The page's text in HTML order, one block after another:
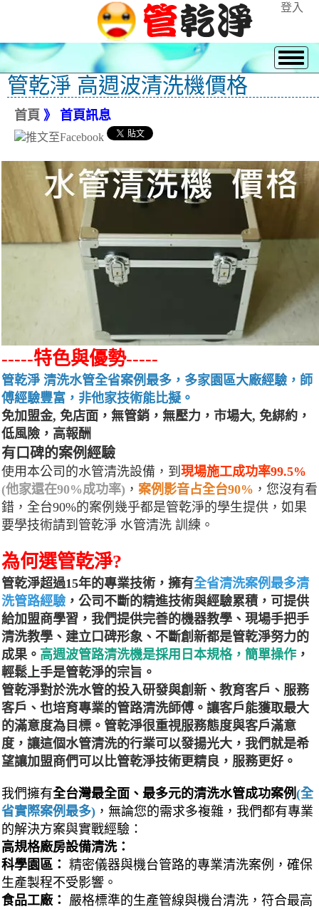
登入
管乾淨 高週波清洗機價格
首頁 》 首頁訊息
-----特色與優勢-----
管乾淨 清洗水管全省案例最多，多家園區大廠經驗，師
傅經驗豐富，非他家技術能比擬。
免加盟金, 免店面，無管銷，無壓力，市場大, 免綁約，
低風險，高報酬
有口碑的案例經驗
使用本公司的水管清洗設備，到 現場施工成功率99.5%
(他家還在90%成功率) ， 案例影音占全台90% ，您沒有看
錯，全台90%的案例幾乎都是管乾淨的學生提供，如果
要學技術請到管乾淨 水管清洗 訓練。
為何選管乾淨?
管乾淨超過15年的專業技術，擁有全省清洗案例最多清
洗管路經驗 ，公司不斷的精進技術與經驗累積，可提供
給加盟商學習，我們提供完善的機器教學、現場手把手
清洗教學、建立口碑形象、不斷創新都是管乾淨努力的
成果。 高週波管路清洗機是採用日本規格，簡單操作 ，
輕鬆上手是管乾淨的宗旨。
管乾淨對於洗水管的投入研發與創新、教育客戶、服務
客戶、也培育專業的管路清洗師傅。讓客戶能獲取最大
的滿意度為目標。管乾淨很重視服務態度與客戶滿意
度，讓這個水管清洗的行業可以發揚光大，我們就是希
望讓加盟商們可以比管乾淨技術更精良，服務更好。
我們擁有全台灣最全面、最多元的清洗水管成功案例(全
省實際案例最多) ，無論您的需求多複雜，我們都有專業
的解決方案與實戰經驗：
高規格廠房設備清洗：
科學園區： 精密儀器與機台管路的專業清洗案例，確保
生產製程不受影響。
食品工廠：
嚴格標準的生產管線與機台清洗，符合最高